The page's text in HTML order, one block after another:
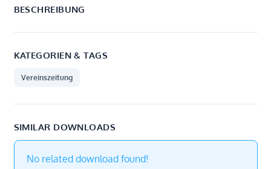
BESCHREIBUNG
KATEGORIEN & TAGS
Vereinszeitung
SIMILAR DOWNLOADS
No related download found!